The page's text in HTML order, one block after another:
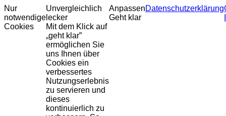
Nur
notwendige
Cookies
Unvergleichlich
lecker
Mit dem Klick auf
„geht klar”
ermöglichen Sie
uns Ihnen über
Cookies ein
verbessertes
Nutzungserlebnis
zu servieren und
dieses
kontinuierlich zu
Anpassen
Geht klar
Datenschutzerklärung